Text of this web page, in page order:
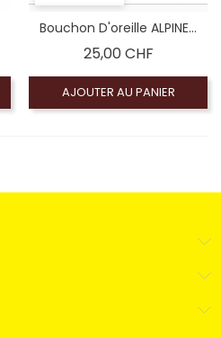
Bouchon D'oreille ALPINE...
25,00 CHFPrix
AJOUTER AU PANIER